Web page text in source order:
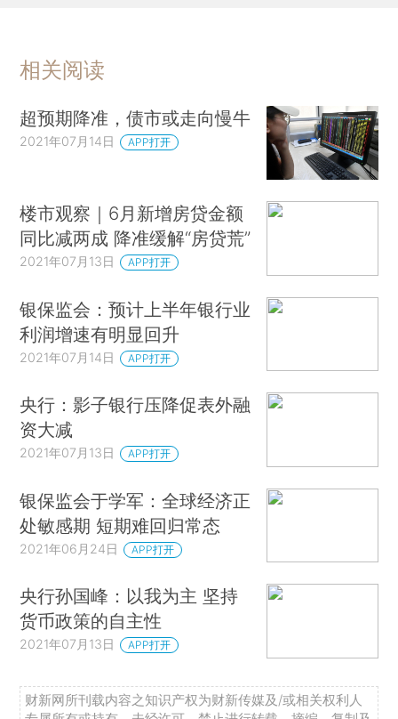
相关阅读
超预期降准，债市或走向慢牛
2021年07月14日 APP打开
楼市观察｜6月新增房贷金额
同比减两成 降准缓解“房贷荒”
2021年07月13日 APP打开
银保监会：预计上半年银行业
利润增速有明显回升
2021年07月14日 APP打开
央行：影子银行压降促表外融
资大减
2021年07月13日 APP打开
银保监会于学军：全球经济正
处敏感期 短期难回归常态
2021年06月24日 APP打开
央行孙国峰：以我为主 坚持
货币政策的自主性
2021年07月13日 APP打开
财新网所刊载内容之知识产权为财新传媒及/或相关权利人